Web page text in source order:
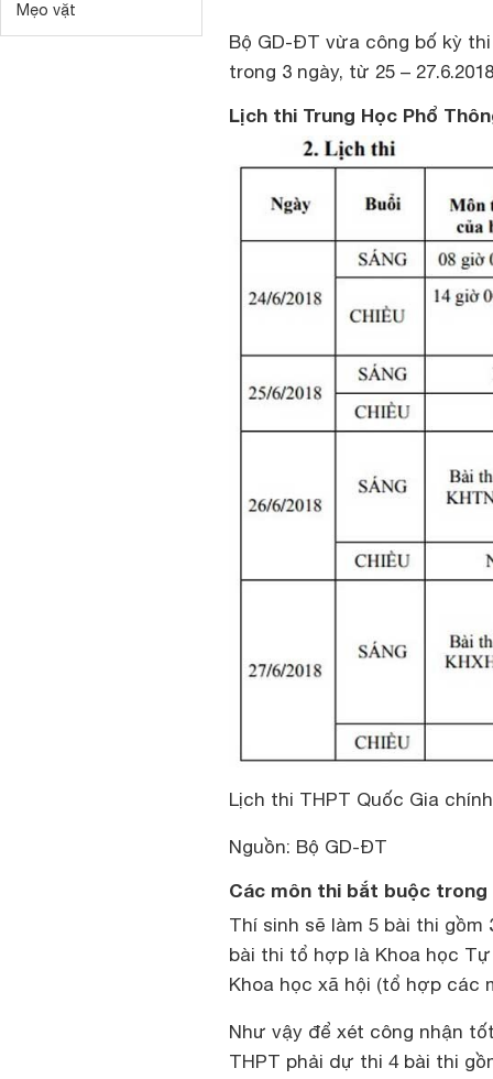
Mẹo vặt
Bộ GD-ĐT vừa công bố kỳ
trong 3 ngày, từ 25 – 27.6.2018
Lịch thi Trung Học Phổ
Lịch thi THPT Quốc Gia
Nguồn: Bộ GD-ĐT
Các môn thi bắt buộc trong
Thí sinh sẽ làm 5 bài thi gồm
bài thi tổ hợp là Khoa học
Khoa học xã hội (tổ hợp các
Như vậy để xét công nhận
THPT phải dự thi 4 bài thi